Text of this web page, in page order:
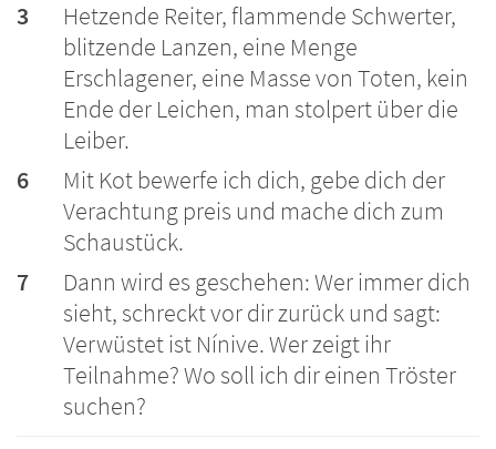
3
Hetzende Reiter, flammende Schwerter,
blitzende Lanzen, eine Menge
Erschlagener, eine Masse von Toten, kein
Ende der Leichen, man stolpert über die
Leiber.
6
Mit Kot bewerfe ich dich, gebe dich der
Verachtung preis und mache dich zum
Schaustück.
7
Dann wird es geschehen: Wer immer dich
sieht, schreckt vor dir zurück und sagt:
Verwüstet ist Nínive. Wer zeigt ihr
Teilnahme? Wo soll ich dir einen Tröster
suchen?